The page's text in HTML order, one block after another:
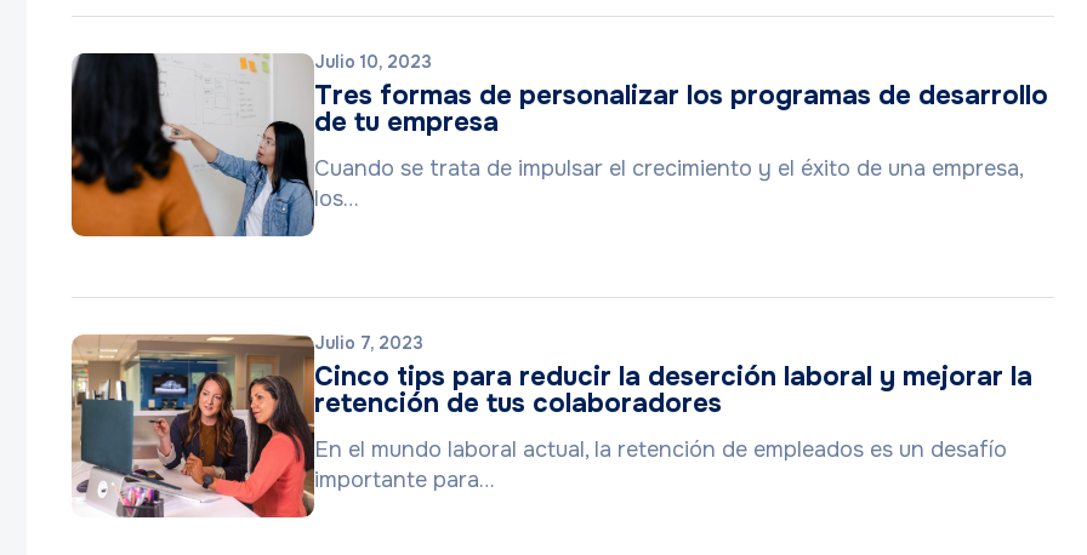
Julio 10, 2023
Tres formas de personalizar los programas de desarrollo
de tu empresa
Cuando se trata de impulsar el crecimiento y el éxito de una empresa,
los…
Julio 7, 2023
Cinco tips para reducir la deserción laboral y mejorar la
retención de tus colaboradores
En el mundo laboral actual, la retención de empleados es un desafío
importante para…